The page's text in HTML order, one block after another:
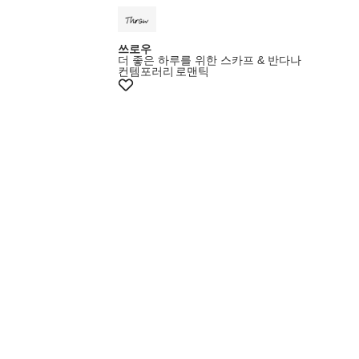
쓰로우
더 좋은 하루를 위한 스카프 & 반다나
컨템포러리 로맨틱